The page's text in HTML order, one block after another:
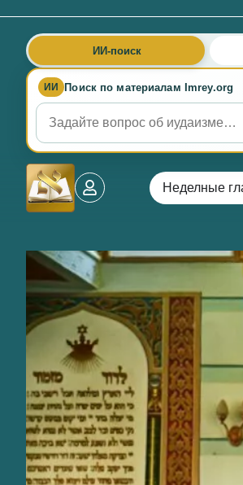
ИИ Поиск по материалам Imrey.org
ИИ-поиск
Неделные